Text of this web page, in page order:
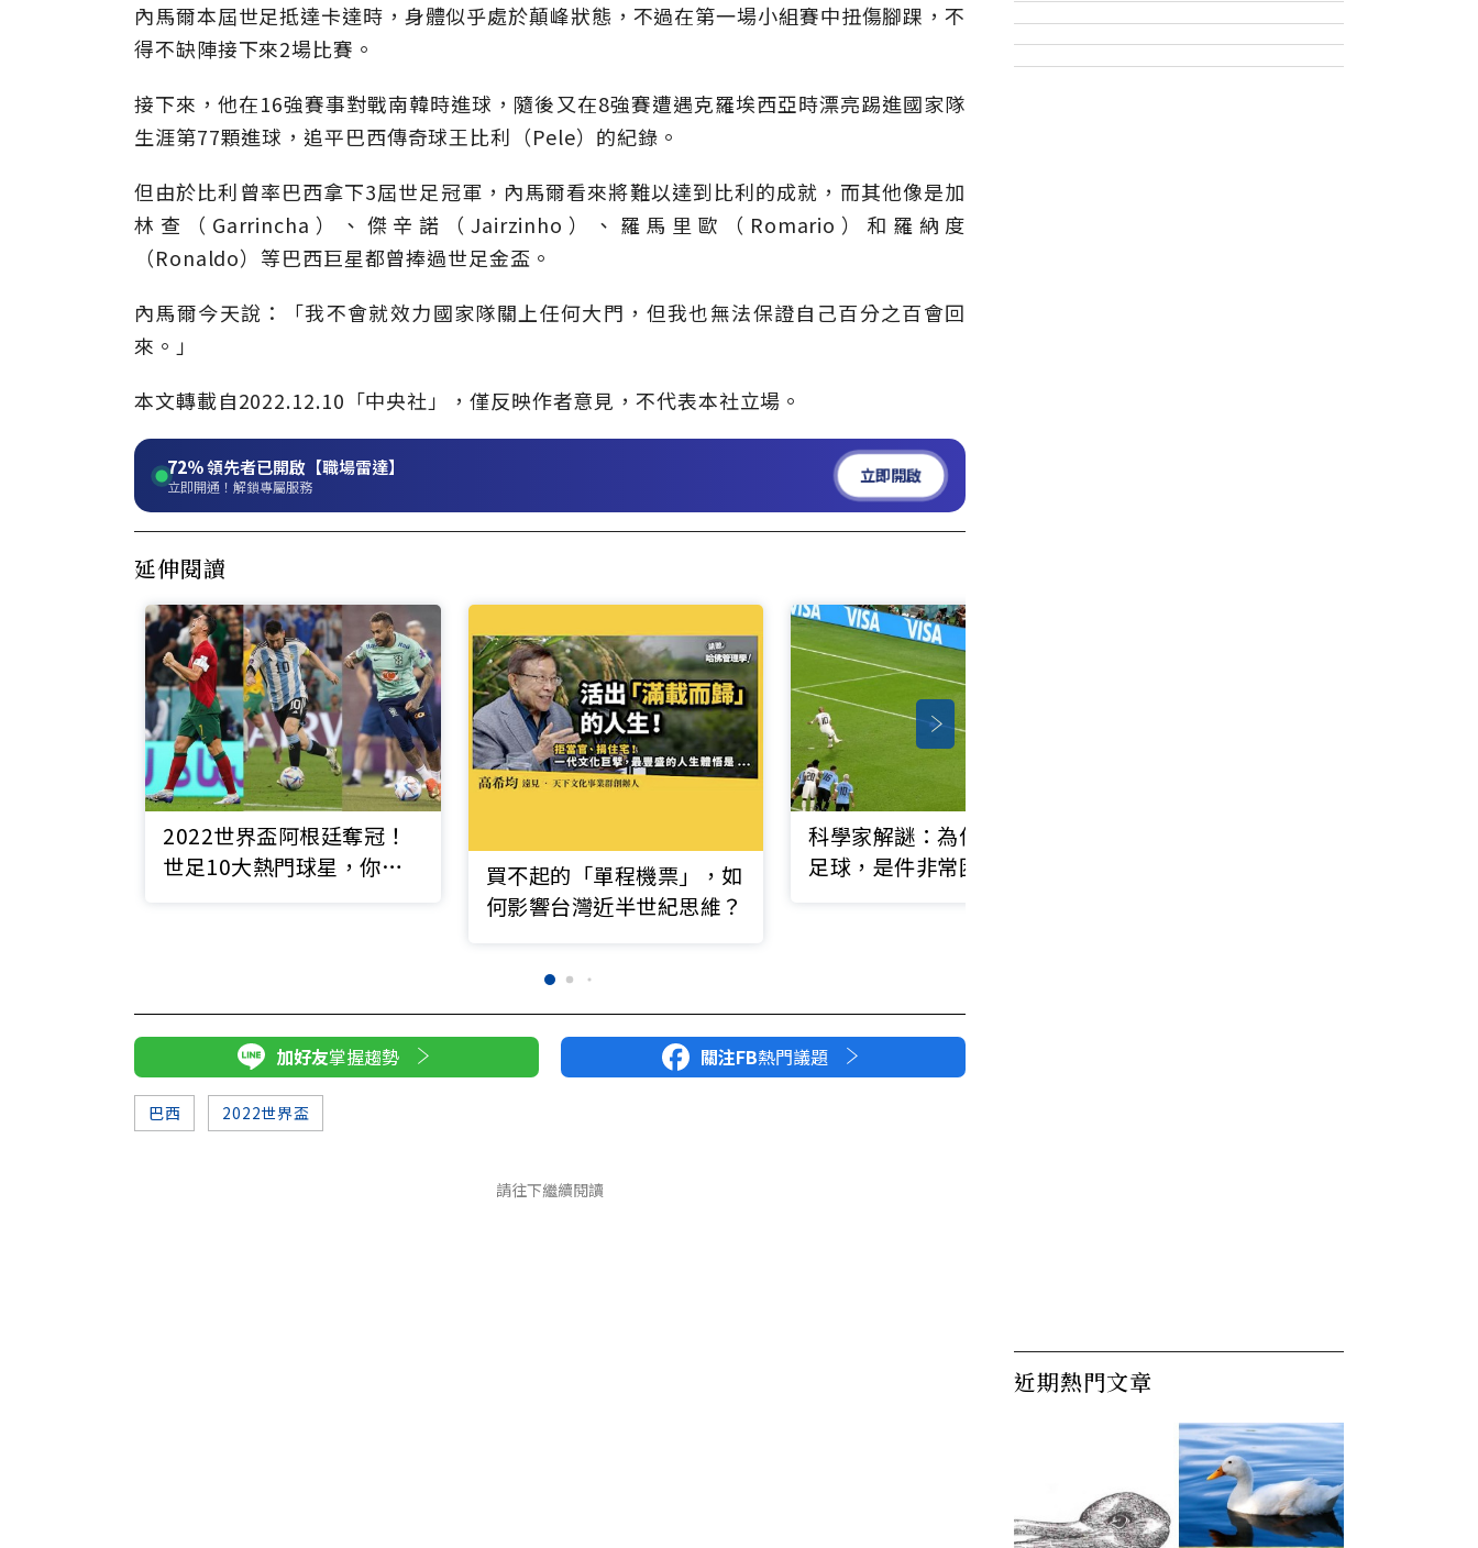
內馬爾本屆世足抵達卡達時，身體似乎處於顛峰狀態，不過在第一場小組賽中扭傷腳踝，不
得不缺陣接下來2場比賽。
接下來，他在16強賽事對戰南韓時進球，隨後又在8強賽遭遇克羅埃西亞時漂亮踢進國家隊
生涯第77顆進球，追平巴西傳奇球王比利（Pele）的紀錄。
但由於比利曾率巴西拿下3屆世足冠軍，內馬爾看來將難以達到比利的成就，而其他像是加
林查（Garrincha）、傑辛諾（Jairzinho）、羅馬里歐（Romario）和羅納度
（Ronaldo）等巴西巨星都曾捧過世足金盃。
內馬爾今天說：「我不會就效力國家隊關上任何大門，但我也無法保證自己百分之百會回
來。」
本文轉載自2022.12.10 「中央社」 ，僅反映作者意見，不代表本社立場。
72%領先者已開啟【職場雷達】
立即開通！解鎖專屬服務
立即開啟
延伸閱讀
2022世界盃阿根廷奪冠！
世足10大熱門球星，你最
買不起的「單程機票」，如
何影響台灣近半世紀思維？
科學家解謎：為什麼要踢好
足球，是件非常困難的事？
加好友掌握趨勢 關注FB熱門議題
巴西 2022世界盃
請往下繼續閱讀
近期熱門文章